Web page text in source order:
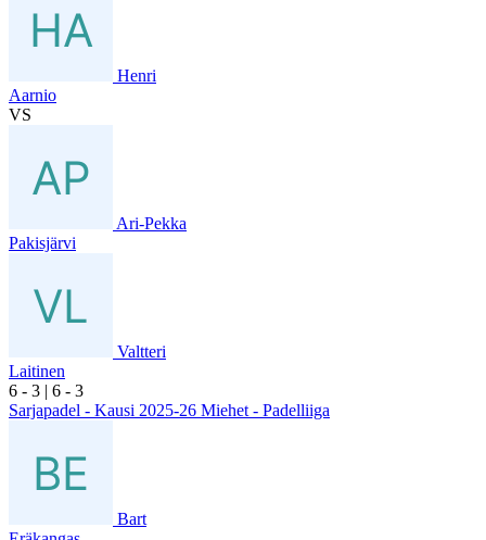
Henri
Aarnio
VS
Ari-Pekka
Pakisjärvi
Valtteri
Laitinen
6 - 3 | 6 - 3
Sarjapadel - Kausi 2025-26 Miehet - Padelliiga
Bart